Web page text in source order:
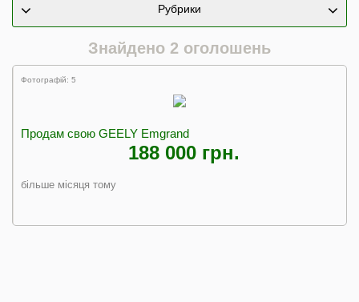
Рубрики
Знайдено 2 оголошень
Фотографій: 5
Продам свою GEELY Emgrand
188 000 грн.
більше місяця тому